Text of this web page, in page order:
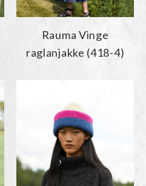
Rauma Vinge
raglanjakke (418-4)